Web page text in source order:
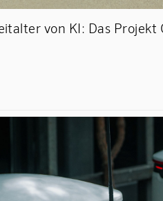
von KI: Das Projekt